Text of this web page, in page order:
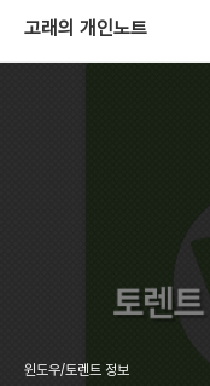
고래의 개인노트
윈도우/토렌트 정보